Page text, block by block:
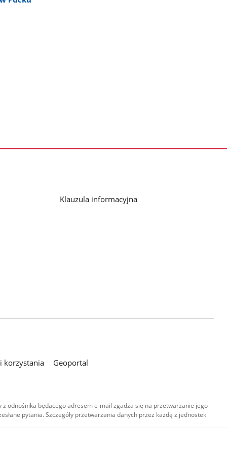
Klauzula informacyjna
korzystania
Geoportal
odnośnika będącego adresem e-mail zgadza się na przetwarzanie jego
pytania. Szczegóły przetwarzania danych przez każdą z jednostek